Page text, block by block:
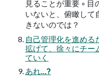
見ることが重要 ◦
いないと、俯瞰して
きないのでは？
自己管理化を進める
拡げて、徐々にチー
ていく
あれ...?